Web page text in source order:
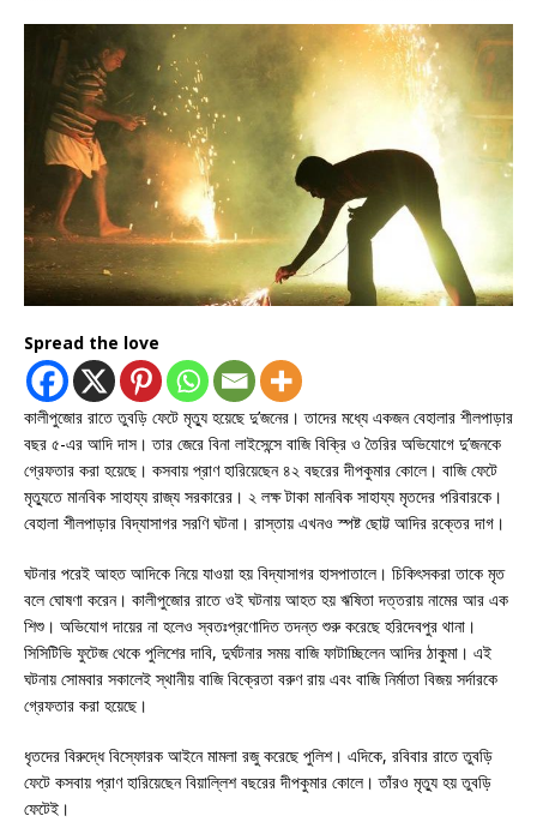
Spread the love
কালীপুজোর রাতে তুবড়ি ফেটে মৃত্যু হয়েছে দু’জনের। তাদের মধ্যে একজন বেহালার শীলপাড়ার
বছর ৫-এর আদি দাস। তার জেরে বিনা লাইসেন্সে বাজি বিক্রি ও তৈরির অভিযোগে দু’জনকে
গ্রেফতার করা হয়েছে। কসবায় প্রাণ হারিয়েছেন ৪২ বছরের দীপকুমার কোলে। বাজি ফেটে
মৃত্যুতে মানবিক সাহায্য রাজ্য সরকারের। ২ লক্ষ টাকা মানবিক সাহায্য মৃতদের পরিবারকে।
বেহালা শীলপাড়ার বিদ্যাসাগর সরণি ঘটনা। রাস্তায় এখনও স্পষ্ট ছোট্ট আদির রক্তের দাগ।
ঘটনার পরেই আহত আদিকে নিয়ে যাওয়া হয় বিদ্যাসাগর হাসপাতালে। চিকিৎসকরা তাকে মৃত
বলে ঘোষণা করেন। কালীপুজোর রাতে ওই ঘটনায় আহত হয় ঋষিতা দত্তরায় নামের আর এক
শিশু। অভিযোগ দায়ের না হলেও স্বতঃপ্রণোদিত তদন্ত শুরু করেছে হরিদেবপুর থানা।
সিসিটিভি ফুটেজ থেকে পুলিশের দাবি, দুর্ঘটনার সময় বাজি ফাটাচ্ছিলেন আদির ঠাকুমা। এই
ঘটনায় সোমবার সকালেই স্থানীয় বাজি বিক্রেতা বরুণ রায় এবং বাজি নির্মাতা বিজয় সর্দারকে
গ্রেফতার করা হয়েছে।
ধৃতদের বিরুদ্ধে বিস্ফোরক আইনে মামলা রজু করেছে পুলিশ। এদিকে, রবিবার রাতে তুবড়ি
ফেটে কসবায় প্রাণ হারিয়েছেন বিয়াল্লিশ বছরের দীপকুমার কোলে। তাঁরও মৃত্যু হয় তুবড়ি
ফেটেই।